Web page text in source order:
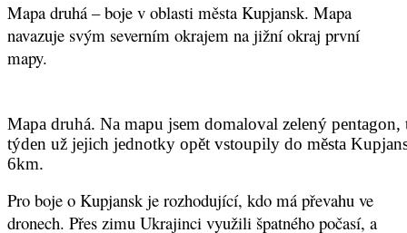
Mapa druhá – boje v oblasti města Kupjansk. Mapa
navazuje svým severním okrajem na jižní okraj první
mapy.
Mapa druhá. Na mapu jsem domaloval zelený
týden už jejich jednotky opět vstoupily do města
6km.
Pro boje o Kupjansk je rozhodující, kdo má převahu ve
dronech. Přes zimu Ukrajinci využili špatného počasí, a